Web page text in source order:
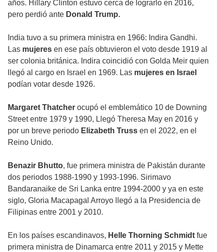
años. Hillary Clinton estuvo cerca de lograrlo en 2016,
pero perdió ante Donald Trump.
India tuvo a su primera ministra en 1966: Indira Gandhi.
Las mujeres en ese país obtuvieron el voto desde 1919 al
ser colonia británica. Indira coincidió con Golda Meir quien
llegó al cargo en Israel en 1969. Las mujeres en Israel
podían votar desde 1926.
Margaret Thatcher ocupó el emblemático 10 de Downing
Street entre 1979 y 1990, Llegó Theresa May en 2016 y
por un breve periodo Elizabeth Truss en el 2022, en el
Reino Unido.
Benazir Bhutto, fue primera ministra de Pakistán durante
dos periodos 1988-1990 y 1993-1996. Sirimavo
Bandaranaike de Sri Lanka entre 1994-2000 y ya en este
siglo, Gloria Macapagal Arroyo llegó a la Presidencia de
Filipinas entre 2001 y 2010.
En los países escandinavos, Helle Thorning Schmidt fue
primera ministra de Dinamarca entre 2011 y 2015 y Mette